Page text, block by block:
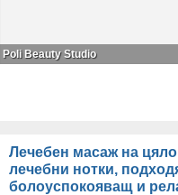
Poli Beauty Studio
Лечебен масаж на
лечебни нотки,
болоуспокояващ и